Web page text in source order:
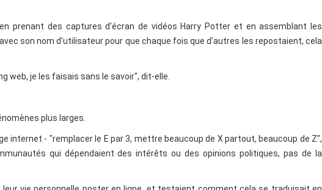
prenant des captures d'écran de vidéos Harry Potter et en assemblant les
son nom d'utilisateur pour que chaque fois que d'autres les repostaient, cela
web, je les faisais sans le savoir", dit-elle.
plus larges.
internet - "remplacer le E par 3, mettre beaucoup de X partout, beaucoup de Z",
qui dépendaient des intérêts ou des opinions politiques, pas de la